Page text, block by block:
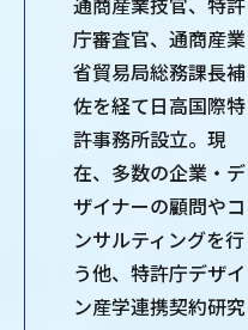
庁審査官、通商産業
省貿易局総務課長補
佐を経て日高国際特
許事務所設立。現
在、多数の企業・デ
ザイナーの顧問やコ
ンサルティングを行
う他、特許庁デザイ
ン産学連携契約研究